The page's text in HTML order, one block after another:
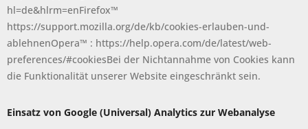
hl=de&hlrm=enFirefox™
https://support.mozilla.org/de/kb/cookies-erlauben-und-
ablehnenOpera™ : https://help.opera.com/de/latest/web-
preferences/#cookiesBei der Nichtannahme von Cookies kann
die Funktionalität unserer Website eingeschränkt sein.
Einsatz von Google (Universal) Analytics zur Webanalyse